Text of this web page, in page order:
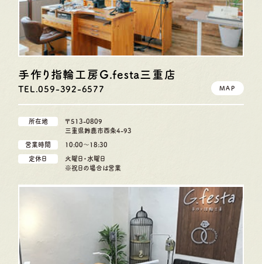
手作り指輪工房G.festa三重店
TEL.059-392-6577 MAP
所在地
〒513-0809
三重県鈴鹿市西条4-93
営業時間 10:00〜18:30
定休日
火曜日・水曜日
※祝日の場合は営業